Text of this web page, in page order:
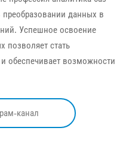
данных в
Успешное освоение
позволяет стать
обеспечивает возможности
канал